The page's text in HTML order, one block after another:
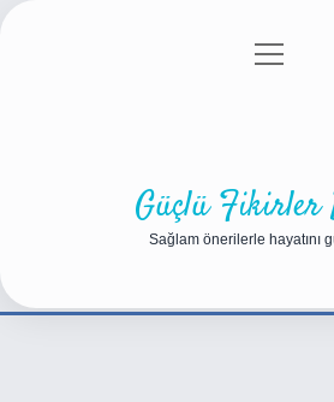
Gizlilik Politikası
menüyü
Güçlü Fikirler
Sağlam önerilerle hayatını